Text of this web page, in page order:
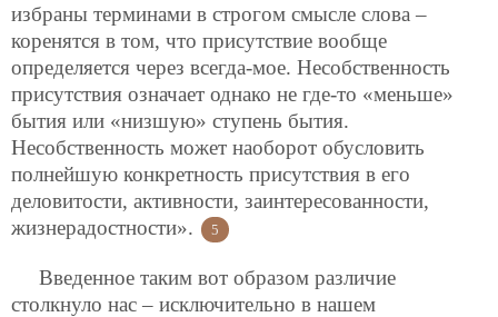
избраны терминами в строгом смысле слова –
коренятся в том, что присутствие вообще
определяется через всегда-мое. Несобственность
присутствия означает однако не где-то «меньше»
бытия или «низшую» ступень бытия.
Несобственность может наоборот обусловить
полнейшую конкретность присутствия в его
деловитости, активности, заинтересованности,
жизнерадостности».
5
Введенное таким вот образом различие
столкнуло нас – исключительно в нашем